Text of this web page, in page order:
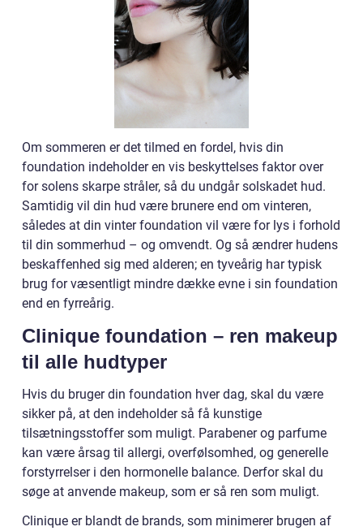
Om sommeren er det tilmed en fordel, hvis din
foundation indeholder en vis beskyttelses faktor over
for solens skarpe stråler, så du undgår solskadet hud.
Samtidig vil din hud være brunere end om vinteren,
således at din vinter foundation vil være for lys i forhold
til din sommerhud – og omvendt. Og så ændrer hudens
beskaffenhed sig med alderen; en tyveårig har typisk
brug for væsentligt mindre dække evne i sin foundation
end en fyrreårig.
Clinique foundation – ren makeup
til alle hudtyper
Hvis du bruger din foundation hver dag, skal du være
sikker på, at den indeholder så få kunstige
tilsætningsstoffer som muligt. Parabener og parfume
kan være årsag til allergi, overfølsomhed, og generelle
forstyrrelser i den hormonelle balance. Derfor skal du
søge at anvende makeup, som er så ren som muligt.
Clinique er blandt de brands, som minimerer brugen af